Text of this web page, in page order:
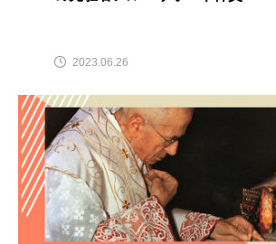
2023.06.26